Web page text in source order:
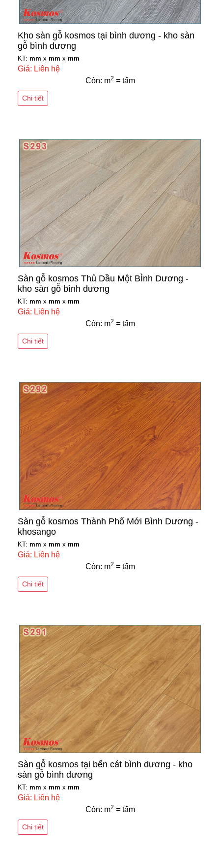
Kho sàn gỗ kosmos tại bình dương - kho sàn
gỗ bình dương
KT: mm x mm x mm
Giá: Liên hệ
Còn: m2 = tấm
Chi tiết
Sàn gỗ kosmos Thủ Dầu Một BÌnh Dương -
kho sàn gỗ bình dương
KT: mm x mm x mm
Giá: Liên hệ
Còn: m2 = tấm
Chi tiết
Sàn gỗ kosmos Thành Phố Mới Bình Dương -
khosango
KT: mm x mm x mm
Giá: Liên hệ
Còn: m2 = tấm
Chi tiết
Sàn gỗ kosmos tại bến cát bình dương - kho
sàn gỗ bình dương
KT: mm x mm x mm
Giá: Liên hệ
Còn: m2 = tấm
Chi tiết